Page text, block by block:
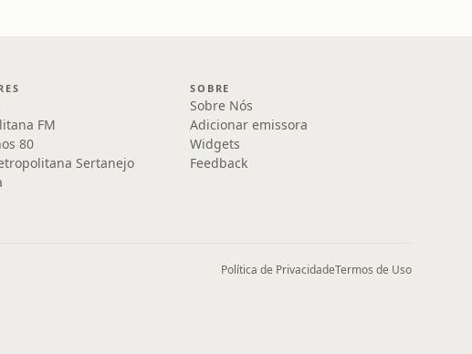
FM
80
Sertanejo
SOBRE
Sobre Nós
Adicionar emissora
Widgets
Feedback
Política de PrivacidadeTermos de Uso